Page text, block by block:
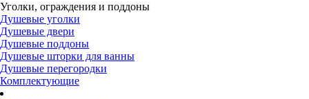
Уголки, ограждения и поддоны
Душевые уголки
Душевые двери
Душевые поддоны
Душевые шторки для ванны
Душевые перегородки
Комплектующие